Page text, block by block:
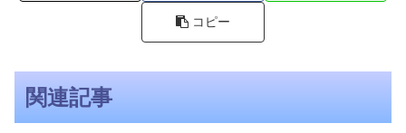
コピー
関連記事